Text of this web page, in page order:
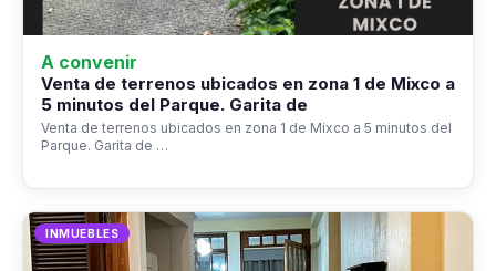
A convenir
Venta de terrenos ubicados en zona 1 de Mixco a
5 minutos del Parque. Garita de
Venta de terrenos ubicados en zona 1 de Mixco a 5 minutos del
Parque. Garita de …
INMUEBLES